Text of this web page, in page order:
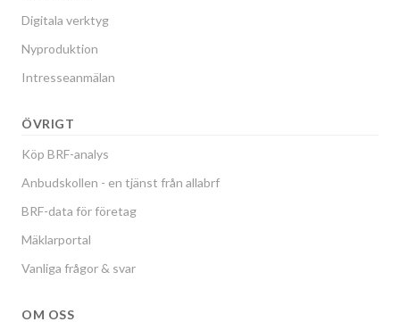
Digitala verktyg
Nyproduktion
Intresseanmälan
ÖVRIGT
Köp BRF-analys
Anbudskollen - en tjänst från allabrf
BRF-data för företag
Mäklarportal
Vanliga frågor & svar
OM OSS